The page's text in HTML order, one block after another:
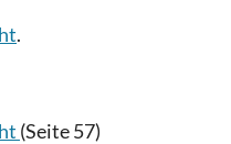
.
(Seite 57)